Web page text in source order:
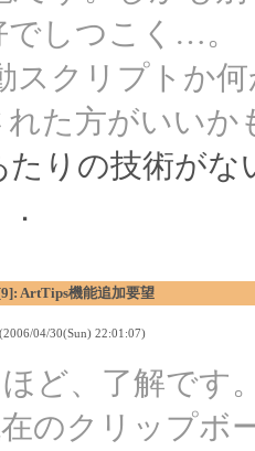
でしつこく…。
スクリプトか
れた方がいいか
たりの技術が
ArtTips機能追加要望
04/30(Sun) 22:01:07)
ど、了解です
のクリップボ